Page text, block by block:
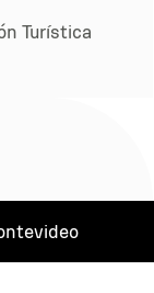
Turística